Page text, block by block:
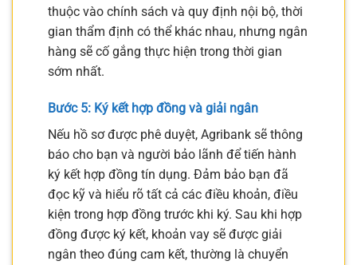
thuộc vào chính sách và quy định nội bộ, thời
gian thẩm định có thể khác nhau, nhưng ngân
hàng sẽ cố gắng thực hiện trong thời gian
sớm nhất.
Bước 5: Ký kết hợp đồng và giải ngân
Nếu hồ sơ được phê duyệt, Agribank sẽ thông
báo cho bạn và người bảo lãnh để tiến hành
ký kết hợp đồng tín dụng. Đảm bảo bạn đã
đọc kỹ và hiểu rõ tất cả các điều khoản, điều
kiện trong hợp đồng trước khi ký. Sau khi hợp
đồng được ký kết, khoản vay sẽ được giải
ngân theo đúng cam kết, thường là chuyển